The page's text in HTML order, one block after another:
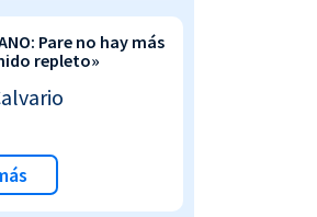
Pare no hay más
repleto»